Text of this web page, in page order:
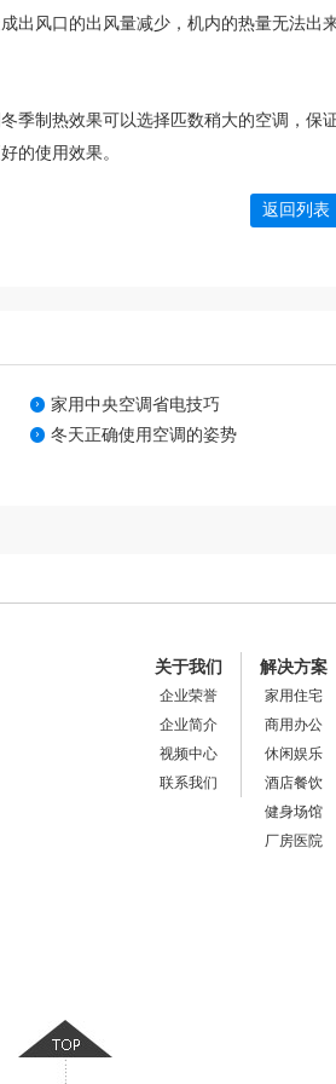
出风口的出风量减少，机内的热量无法出
制热效果可以选择匹数稍大的空调，保
的使用效果。
返回列表
家用中央空调省电技巧
冬天正确使用空调的姿势
关于我们
企业荣誉
企业简介
视频中心
联系我们
解决方案
家用住宅
商用办公
休闲娱乐
酒店餐饮
健身场馆
厂房医院